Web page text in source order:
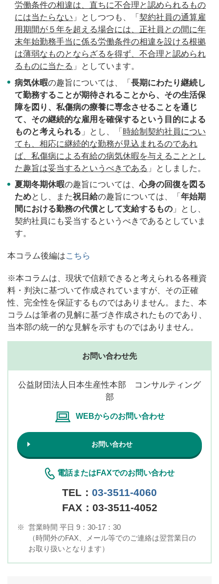
労働条件の相違は、直ちに不合理と認められるもの
には当たらない 」としつつも、「 契約社員の通算雇
用期間が５年を超える場合には、正社員との間に年
末年始勤務手当に係る労働条件の相違を設ける根拠
は薄弱なものとならざるを得ず、不合理と認められ
るものに当たる 」としています。
病気休暇の趣旨については、「 長期にわたり継続し
て勤務することが期待されることから、その生活保
障を図り、私傷病の療養に専念させることを通じ
て、その継続的な雇用を確保するという目的による
ものと考えられる 」とし、「 時給制契約社員につい
ても、相応に継続的な勤務が見込まれるのであれ
ば、私傷病による有給の病気休暇を与えることとし
た趣旨は妥当するというべきである 」としました。
夏期冬期休暇の趣旨については、心身の回復を図る
ためとし、また祝日給の趣旨については、「 年始期
間における勤務の代償として支給するもの 」とし、
契約社員にも妥当するというべきであるとしていま
す。
本コラム後編はこちら
※本コラムは、現状で信頼できると考えられる各種資
料・判決に基づいて作成されていますが、その正確
性、完全性を保証するものではありません。また、本
コラムは筆者の見解に基づき作成されたものであり、
当本部の統一的な見解を示すものではありません。
お問い合わせ先
公益財団法人日本生産性本部 コンサルティング
部
WEBからのお問い合わせ
お問い合わせ
電話またはFAXでのお問い合わせ
TEL： 03-3511-4060
FAX：03-3511-4052
※ 営業時間 平日 9：30-17：30
（時間外のFAX、メール等でのご連絡は翌営業日の
お取り扱いとなります）